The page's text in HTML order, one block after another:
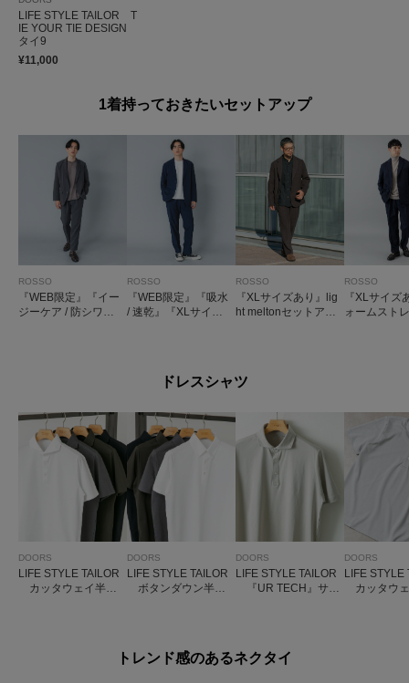
LIFE STYLE TAILOR T
IE YOUR TIE DESIGN
タイ9
¥11,000
1着持っておきたいセットアップ
ROSSO
『WEB限定』『イー
ジーケア / 防シワ』
ROSSO
『WEB限定』『吸水
/ 速乾』『XLサイズ
ROSSO
『XLサイズあり』lig
ht meltonセットアッ
ROSSO
『XLサイズ
ォームスト
ドレスシャツ
DOORS
LIFE STYLE TAILOR
カッタウェイ半袖
DOORS
LIFE STYLE TAILOR
ボタンダウン半袖
DOORS
LIFE STYLE TAILOR
『UR TECH』サマ
DOORS
LIFE STYLE
カッタウ
トレンド感のあるネクタイ